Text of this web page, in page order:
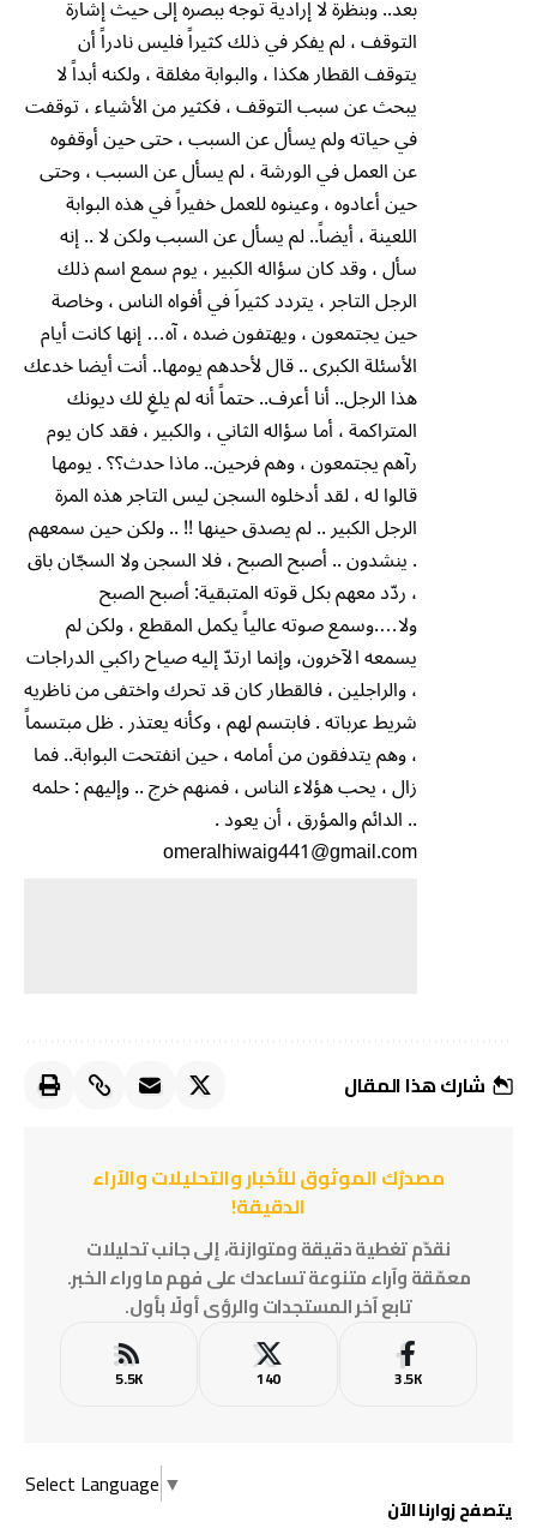
بعد.. وبنظرة لا إرادية توجه ببصره إلى حيث إشارة
التوقف ، لم يفكر في ذلك كثيراً فليس نادراً أن
يتوقف القطار هكذا ، والبوابة مغلقة ، ولكنه أبداً لا
يبحث عن سبب التوقف ، فكثير من الأشياء ، توقفت
في حياته ولم يسأل عن السبب ، حتى حين أوقفوه
عن العمل في الورشة ، لم يسأل عن السبب ، وحتى
حين أعادوه ، وعينوه للعمل خفيراً في هذه البوابة
اللعينة ، أيضاً.. لم يسأل عن السبب ولكن لا .. إنه
سأل ، وقد كان سؤاله الكبير ، يوم سمع اسم ذلك
الرجل التاجر ، يتردد كثيراَ في أفواه الناس ، وخاصة
حين يجتمعون ، ويهتفون ضده ، آه… إنها كانت أيام
الأسئلة الكبرى .. قال لأحدهم يومها.. أنت أيضا خدعك
هذا الرجل.. أنا أعرف.. حتماً أنه لم يلغِ لك ديونك
المتراكمة ، أما سؤاله الثاني ، والكبير ، فقد كان يوم
رآهم يجتمعون ، وهم فرحين.. ماذا حدث؟؟ . يومها
قالوا له ، لقد أدخلوه السجن ليس التاجر هذه المرة
الرجل الكبير .. لم يصدق حينها !! .. ولكن حين سمعهم
. ينشدون .. أصبح الصبح ، فلا السجن ولا السجّان باق
، ردّد معهم بكل قوته المتبقية: أصبح الصبح
ولا….وسمع صوته عالياً يكمل المقطع ، ولكن لم
يسمعه الآخرون، وإنما ارتدّ إليه صياح راكبي الدراجات
، والراجلين ، فالقطار كان قد تحرك واختفى من ناظريه
شريط عرباته . فابتسم لهم ، وكأنه يعتذر . ظل مبتسماً
، وهم يتدفقون من أمامه ، حين انفتحت البوابة.. فما
زال ، يحب هؤلاء الناس ، فمنهم خرج .. وإليهم : حلمه
.. الدائم والمؤرق ، أن يعود .
omeralhiwaig441@gmail.com
شارك هذا المقال
مصدرُك الموثوق للأخبار والتحليلات والآراء
الدقيقة!
نقدّم تغطية دقيقة ومتوازنة، إلى جانب تحليلات
معمّقة وآراء متنوعة تساعدك على فهم ما وراء الخبر.
تابع آخر المستجدات والرؤى أولًا بأول.
3.5K
140
5.5K
Select Language ▼
يتصفح زوارنا الآن